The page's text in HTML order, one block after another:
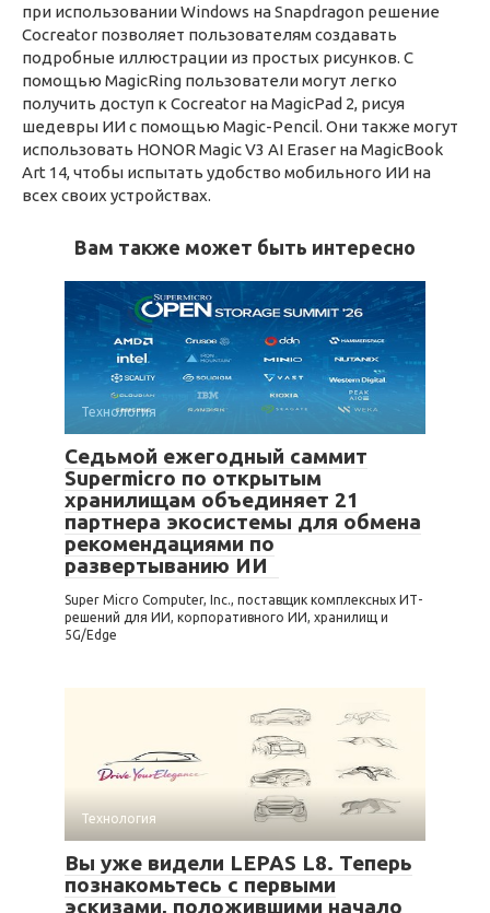
при использовании Windows на Snapdragon решение
Cocreator позволяет пользователям создавать
подробные иллюстрации из простых рисунков. С
помощью MagicRing пользователи могут легко
получить доступ к Cocreator на MagicPad 2, рисуя
шедевры ИИ с помощью Magic-Pencil. Они также могут
использовать HONOR Magic V3 AI Eraser на MagicBook
Art 14, чтобы испытать удобство мобильного ИИ на
всех своих устройствах.
Вам также может быть интересно
Технология
Седьмой ежегодный саммит
Supermicro по открытым
хранилищам объединяет 21
партнера экосистемы для обмена
рекомендациями по
развертыванию ИИ
Super Micro Computer, Inc., поставщик комплексных ИТ-
решений для ИИ, корпоративного ИИ, хранилищ и
5G/Edge
Технология
Вы уже видели LEPAS L8. Теперь
познакомьтесь с первыми
эскизами, положившими начало